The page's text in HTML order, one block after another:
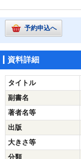
予約申込へ
資料詳細
タイトル
副書名
著者名等
出版
大きさ等
分類